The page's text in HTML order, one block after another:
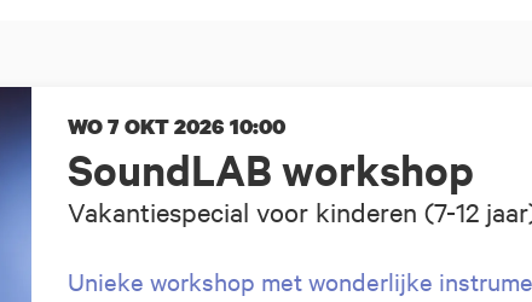
SoundLAB workshop
Vakantiespecial voor kinderen (7-12
WO 7 OKT 2026 10:00
Unieke workshop met wonderlijke